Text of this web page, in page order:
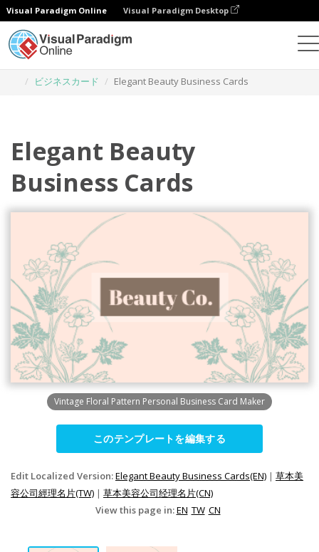
Visual Paradigm Online Visual Paradigm Desktop
ビジネスカード
Elegant Beauty Business Cards
Elegant Beauty
Business Cards
Vintage Floral Pattern Personal Business Card Maker
このテンプレートを編集する
Edit Localized Version:Elegant Beauty Business Cards(EN) | 草本美
容公司經理名片(TW) | 草本美容公司经理名片(CN)
View this page in:EN TW CN